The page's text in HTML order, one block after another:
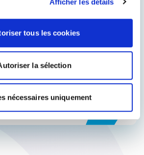
tous les cookies
la sélection
nécessaires uniquement
des sondages pour faire
voix